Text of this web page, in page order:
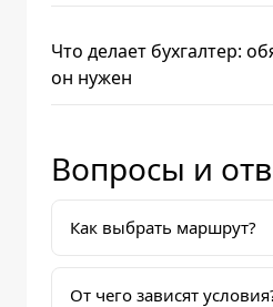
Что делает бухгалтер:
он нужен
Вопросы и
Как выбрать маршрут?
От чего зависят